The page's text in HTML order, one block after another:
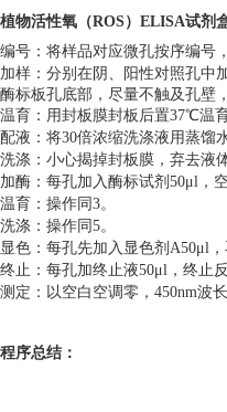
植物活性氧（ROS）ELISA试剂
编号：将样品对应微孔按序编号
加样：分别在阴、阳性对照孔中
酶标板孔底部，尽量不触及孔壁
温育：用封板膜封板后置37℃温
配液：将30倍浓缩洗涤液用蒸馏
洗涤：小心揭掉封板膜，弃去液
加酶：每孔加入酶标试剂50μl，
温育：操作同3。
洗涤：操作同5。
显色：每孔先加入显色剂A50μl
终止：每孔加终止液50μl，终止
测定：以空白空调零，450nm波
程序总结：